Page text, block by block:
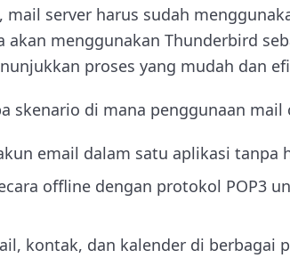
server harus sudah
akan menggunakan Thunderbird
proses yang mudah dan
skenario di mana penggunaan
email dalam satu aplikasi tanpa
offline dengan protokol POP3
kontak, dan kalender di berbagai